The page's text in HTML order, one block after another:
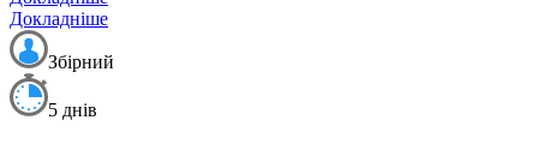
Докладніше
Збірний
5 днів